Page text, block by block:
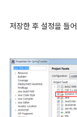
저장한 후 설정을 들